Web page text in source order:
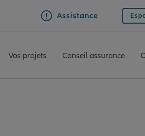
Assistance
Vos projets Conseil assurance